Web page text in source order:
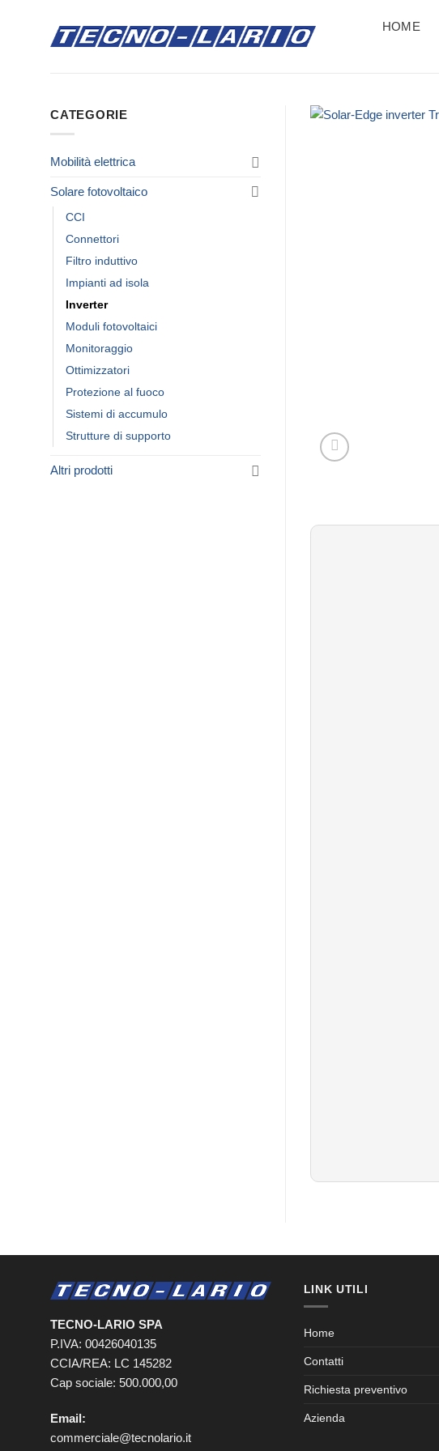
HOME
CATEGORIE
Mobilità elettrica
Solare fotovoltaico
CCI
Connettori
Filtro induttivo
Impianti ad isola
Inverter
Moduli fotovoltaici
Monitoraggio
Ottimizzatori
Protezione al fuoco
Sistemi di accumulo
Strutture di supporto
Altri prodotti
TECNO-LARIO SPA
P.IVA: 00426040135
CCIA/REA: LC 145282
Cap sociale: 500.000,00
Email:
commerciale@tecnolario.it
LINK UTILI
Home
Contatti
Richiesta preventivo
Azienda